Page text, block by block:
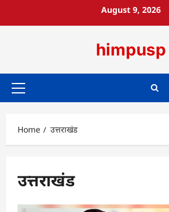
August 9, 2026
himpusp
Primary
Home उत्तराखंड
उत्तराखंड